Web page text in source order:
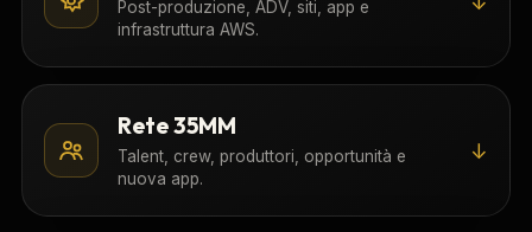
Post-produzione, ADV, siti, app e
infrastruttura AWS.
Rete 35MM
Talent, crew, produttori, opportunità e
nuova app.
↓